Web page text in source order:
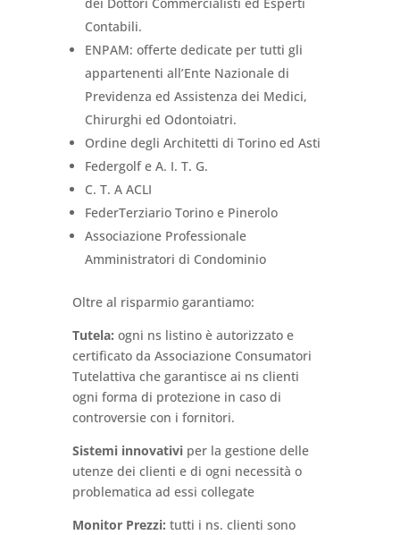
dei Dottori Commercialisti ed Esperti
Contabili.
ENPAM: offerte dedicate per tutti gli
appartenenti all’Ente Nazionale di
Previdenza ed Assistenza dei Medici,
Chirurghi ed Odontoiatri.
Ordine degli Architetti di Torino ed Asti
Federgolf e A. I. T. G.
C. T. A ACLI
FederTerziario Torino e Pinerolo
Associazione Professionale
Amministratori di Condominio
Oltre al risparmio garantiamo:
Tutela: ogni ns listino è autorizzato e
certificato da Associazione Consumatori
Tutelattiva che garantisce ai ns clienti
ogni forma di protezione in caso di
controversie con i fornitori.
Sistemi innovativiper la gestione delle
utenze dei clienti e di ogni necessità o
problematica ad essi collegate
Monitor Prezzi: tutti i ns. clienti sono